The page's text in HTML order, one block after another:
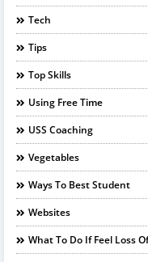
Tech
Tips
Top Skills
Using Free Time
USS Coaching
Vegetables
Ways To Best Student
Websites
What To Do If Feel Loss